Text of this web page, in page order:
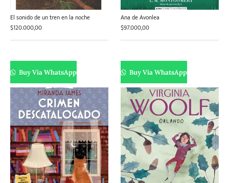
El sonido de un tren en la noche
$120.000,00
Buy Via WhatsApp
Ana de Avonlea
$97.000,00
Buy Via WhatsApp